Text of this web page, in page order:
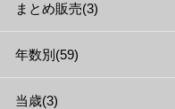
まとめ販売(3)
年数別(59)
当歳(3)